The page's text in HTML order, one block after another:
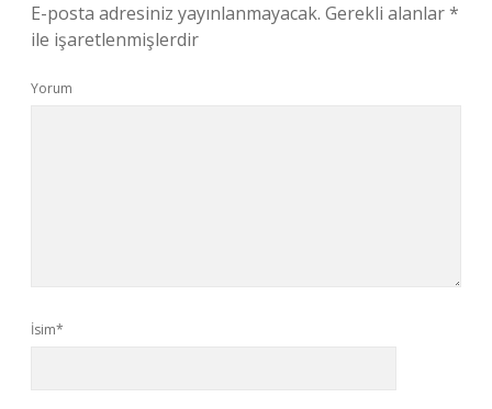
E-posta adresiniz yayınlanmayacak. Gerekli alanlar*
ile işaretlenmişlerdir
Yorum
İsim*